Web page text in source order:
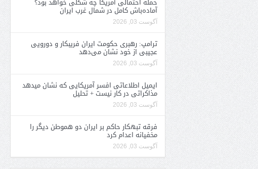
آماده‌باش کامل در شمال غرب ایران
آگوست 03, 2026
ترامپ: رهبری حکومت ایران فریبکار و دورویی
عجیبی از خود نشان می‌دهد
آگوست 03, 2026
ایمیل اطلاعاتی افسر آمریکایی که نشان میدهد
مذاکراتی در کار نیست + تحلیل
آگوست 03, 2026
فرقه تبهکار حاکم بر ایران دو هموطن دیگر را
مخفیانه اعدام کرد
آگوست 03, 2026